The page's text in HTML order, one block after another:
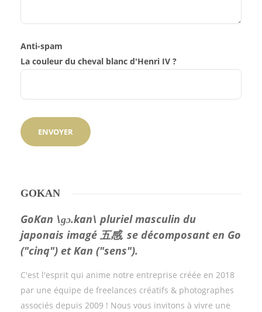
Anti-spam
La couleur du cheval blanc d'Henri IV ?
GOKAN
GoKan \ɡɔ.kan\ pluriel masculin du
japonais imagé 五感, se décomposant en Go
("cinq") et Kan ("sens").
C'est l'esprit qui anime notre entreprise créée en 2018
par une équipe de freelances créatifs & photographes
associés depuis 2009 ! Nous vous invitons à vivre une